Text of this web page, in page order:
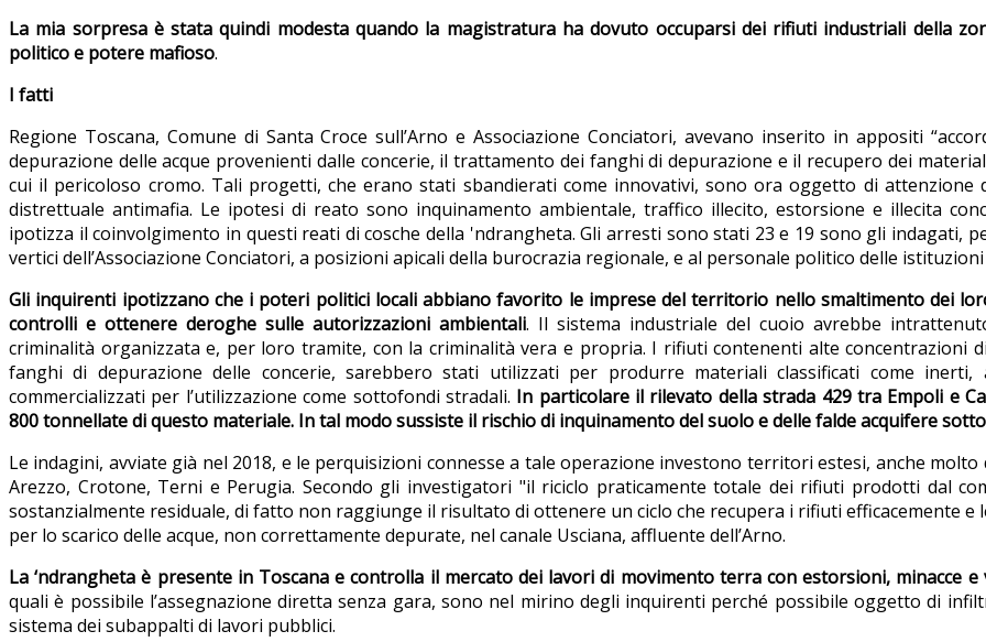
La mia sorpresa è stata quindi modesta quando la magistratura ha dovuto occuparsi dei rifiuti industriali della
politico e potere mafioso.
I fatti
Regione Toscana, Comune di Santa Croce sull’Arno e Associazione Conciatori, avevano inserito in appositi
depurazione delle acque provenienti dalle concerie, il trattamento dei fanghi di depurazione e il recupero dei
cui il pericoloso cromo. Tali progetti, che erano stati sbandierati come innovativi, sono ora oggetto di attenzione
distrettuale antimafia. Le ipotesi di reato sono inquinamento ambientale, traffico illecito, estorsione e illecita
ipotizza il coinvolgimento in questi reati di cosche della 'ndrangheta. Gli arresti sono stati 23 e 19 sono gli indagati,
vertici dell’Associazione Conciatori, a posizioni apicali della burocrazia regionale, e al personale politico delle
Gli inquirenti ipotizzano che i poteri politici locali abbiano favorito le imprese del territorio nello smaltimento dei
controlli e ottenere deroghe sulle autorizzazioni ambientali. Il sistema industriale del cuoio avrebbe
criminalità organizzata e, per loro tramite, con la criminalità vera e propria. I rifiuti contenenti alte concentrazioni
fanghi di depurazione delle concerie, sarebbero stati utilizzati per produrre materiali classificati come
commercializzati per l’utilizzazione come sottofondi stradali. In particolare il rilevato della strada 429 tra Empoli e
800 tonnellate di questo materiale. In tal modo sussiste il rischio di inquinamento del suolo e delle falde acquifere
Le indagini, avviate già nel 2018, e le perquisizioni connesse a tale operazione investono territori estesi, anche molto
Arezzo, Crotone, Terni e Perugia. Secondo gli investigatori "il riciclo praticamente totale dei rifiuti prodotti dal
sostanzialmente residuale, di fatto non raggiunge il risultato di ottenere un ciclo che recupera i rifiuti efficacemente e
per lo scarico delle acque, non correttamente depurate, nel canale Usciana, affluente dell’Arno.
La ‘ndrangheta è presente in Toscana e controlla il mercato dei lavori di movimento terra con estorsioni, minacce e
quali è possibile l’assegnazione diretta senza gara, sono nel mirino degli inquirenti perché possibile oggetto di
sistema dei subappalti di lavori pubblici.